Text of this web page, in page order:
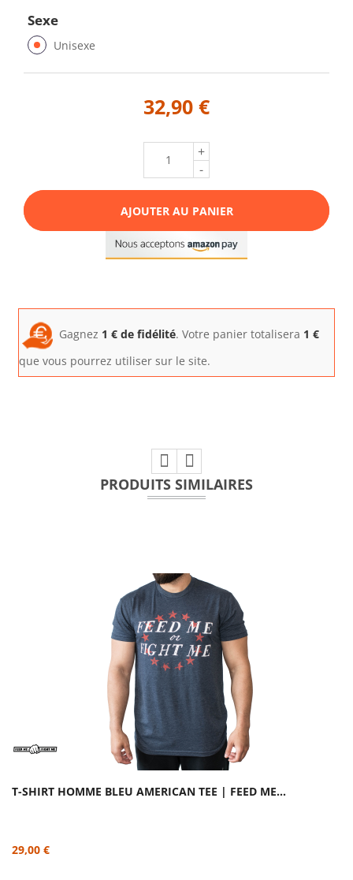
Sexe
Unisexe
32,90 €
+
-
AJOUTER AU PANIER
Gagnez 1 € de fidélité. Votre panier totalisera 1 €
que vous pourrez utiliser sur le site.
PRODUITS SIMILAIRES
T-SHIRT HOMME BLEU AMERICAN TEE | FEED ME...
29,00 €